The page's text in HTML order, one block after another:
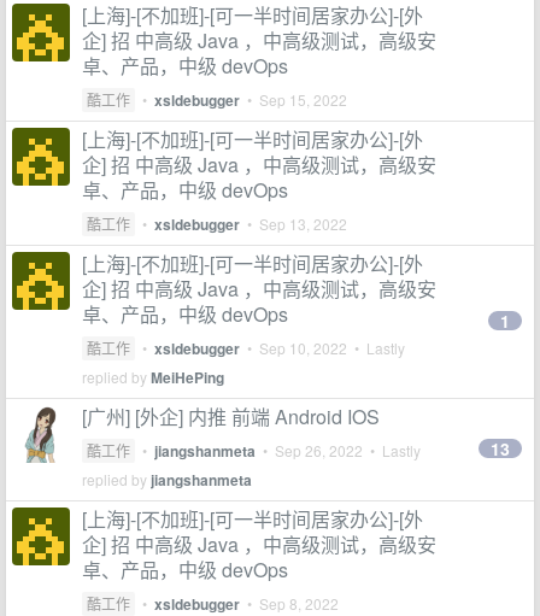
[上海]-[不加班]-[可一半时间居家办公]-[外
企] 招 中高级 Java ，中高级测试，高级安
卓、产品，中级 devOps
酷工作 • xsldebugger • Sep 15, 2022
[上海]-[不加班]-[可一半时间居家办公]-[外
企] 招 中高级 Java ，中高级测试，高级安
卓、产品，中级 devOps
酷工作 • xsldebugger • Sep 13, 2022
[上海]-[不加班]-[可一半时间居家办公]-[外
企] 招 中高级 Java ，中高级测试，高级安
卓、产品，中级 devOps
酷工作 • xsldebugger • Sep 10, 2022 • Lastly
replied byMeiHePing
1
[广州] [外企] 内推 前端 Android IOS
酷工作 • jiangshanmeta • Sep 26, 2022 • Lastly
replied by jiangshanmeta
13
[上海]-[不加班]-[可一半时间居家办公]-[外
企] 招 中高级 Java ，中高级测试，高级安
卓、产品，中级 devOps
酷工作 • xsldebugger • Sep 8, 2022